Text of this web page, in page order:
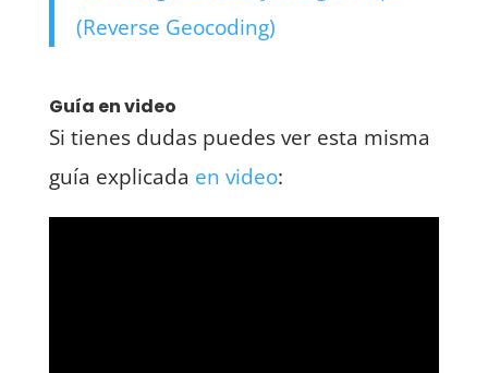
(Reverse Geocoding)
Guía en video
Si tienes dudas puedes ver esta misma
guía explicada en video: